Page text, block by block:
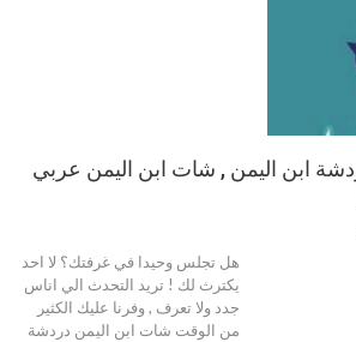
ابن اليمن , شات ابن اليمن عربي
هل تجلس وحيدا في غرفتك؟ لا احد
يكترث لك ! تريد التحدث الي اناس
جدد ولا تعرف , وفرنا عليك الكثير
من الوقت شات ابن اليمن دردشة